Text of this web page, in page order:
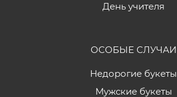
День учителя
ОСОБЫЕ СЛУЧАИ
Недорогие букеты
Мужские букеты